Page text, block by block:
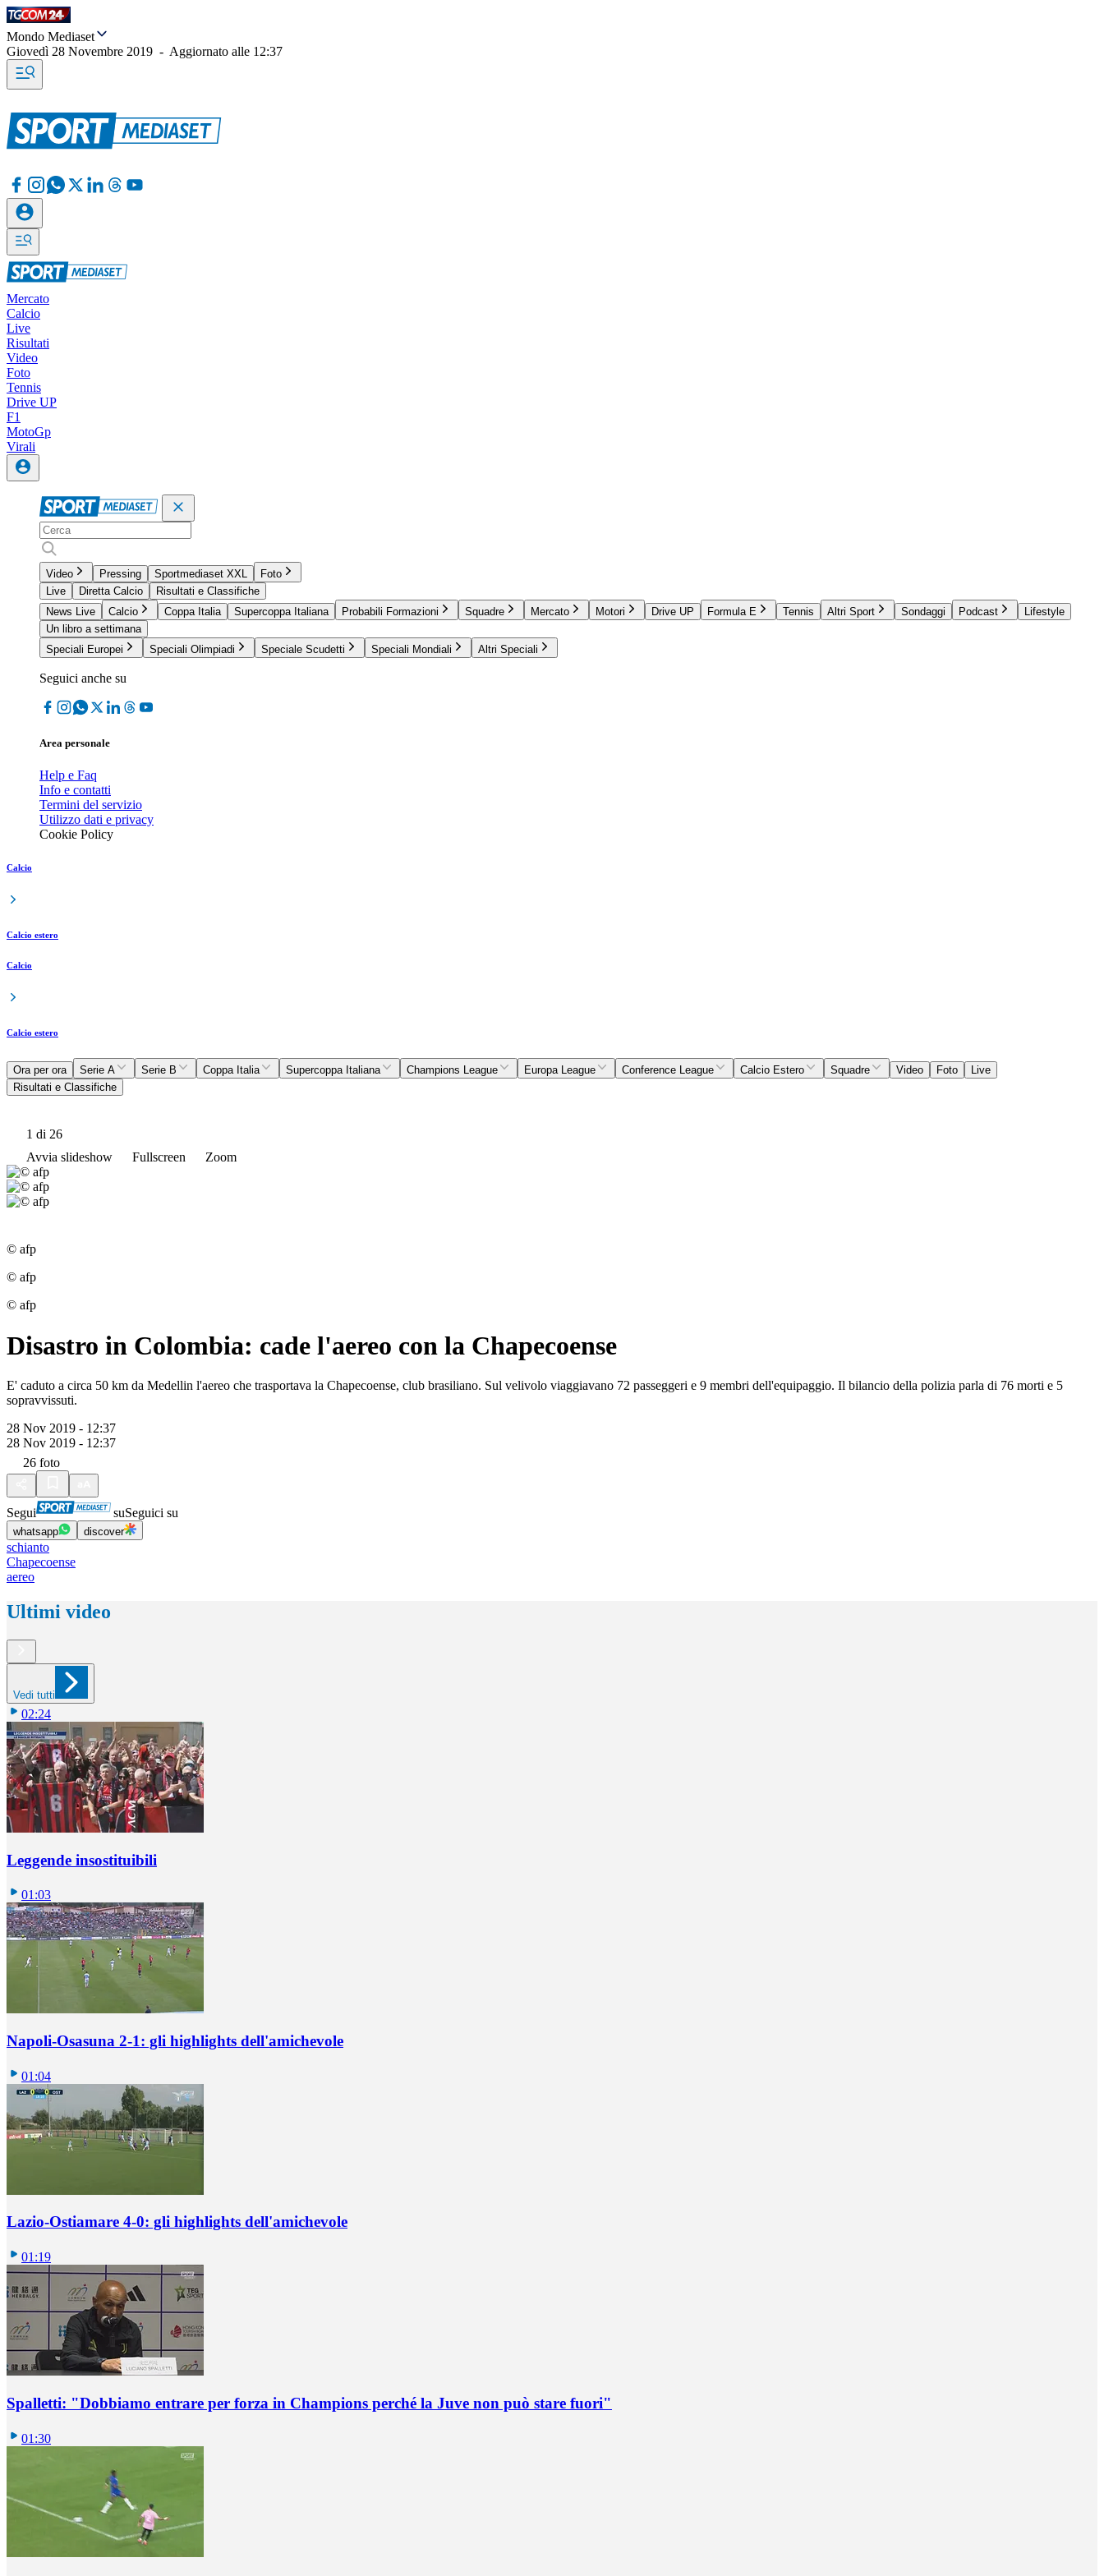
Mondo Mediaset
Giovedì 28 Novembre 2019 - Aggiornato alle 12:37
Mercato
Calcio
Live
Risultati
Video
Foto
Tennis
Drive UP
F1
MotoGp
Virali
Video Pressing Sportmediaset XXL
Foto
Live
Diretta Calcio
Risultati e Classifiche
News Live
Calcio Coppa Italia Supercoppa Italiana Probabili Formazioni Squadre Mercato Motori Drive UP Formula E Tennis Altri Sport Sondaggi Podcast
Lifestyle
Un libro a settimana
Speciali Europei
Speciali Olimpiadi Speciale Scudetti Speciali Mondiali Altri Speciali
Seguici anche su
Area personale
Help e Faq
Info e contatti
Termini del servizio
Utilizzo dati e privacy
Cookie Policy
Calcio
Calcio estero
Calcio
Calcio estero
Ora per ora Serie A Serie B Coppa Italia Supercoppa Italiana Champions League Europa League Conference League Calcio Estero Squadre Video Foto
Live
Risultati e Classifiche
1 di 26
Avvia slideshow
Fullscreen Zoom
© afp
© afp
© afp
Disastro in Colombia: cade l'aereo con la Chapecoense
E' caduto a circa 50 km da Medellin l'aereo che trasportava la Chapecoense, club brasiliano. Sul velivolo viaggiavano 72 passeggeri e 9 membri dell'equipaggio. Il bilancio della polizia parla di 76 morti e 5
sopravvissuti.
28 Nov 2019 - 12:37
28 Nov 2019 - 12:37
26 foto
Segui suSeguici su
whatsapp discover
schianto
Chapecoense
aereo
Ultimi video
Vedi tutti
02:24
Leggende insostituibili
01:03
Napoli-Osasuna 2-1: gli highlights dell'amichevole
01:04
Lazio-Ostiamare 4-0: gli highlights dell'amichevole
01:19
Spalletti: "Dobbiamo entrare per forza in Champions perché la Juve non può stare fuori"
01:30